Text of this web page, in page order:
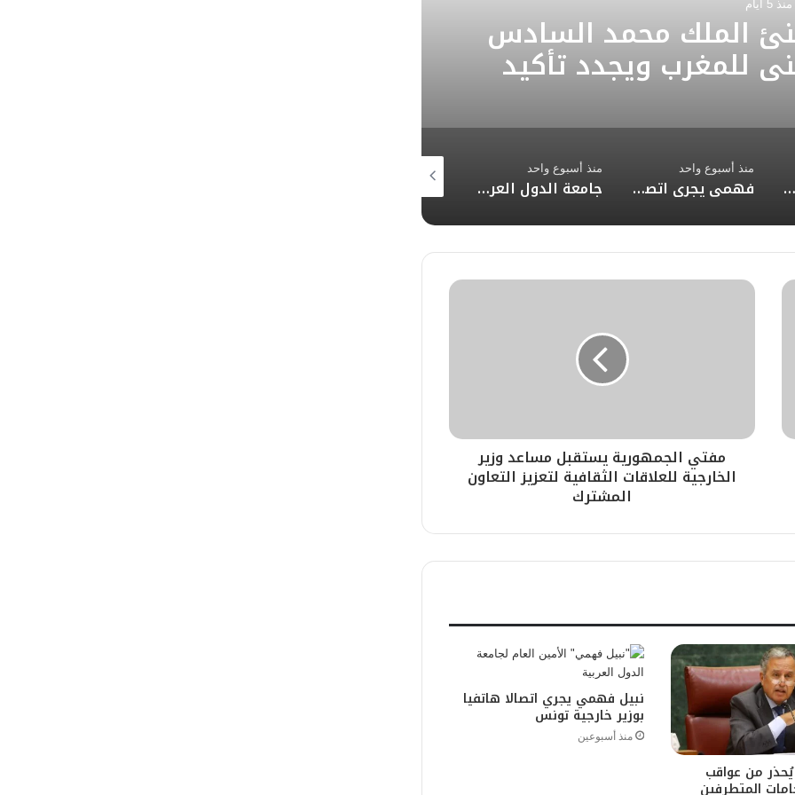
منذ 5 أيام
الملك محمد السادس
للمغرب ويجدد تأكيد
لمغربية الصحراء
فهمي يصف الاعتداءات المتكررة التي استهدفت المملكة العربية السعودية والمملكة الأردنية الهاشمية بالتصعيد الخطير وغير المسؤول من قبل إيران ووكلائها
منذ أسبوع واحد
فهمي يجري اتصالاً هاتفياً مع وزير الخارجية اللبناني
منذ أسبوع واحد
جامعة الدول العربية والأمم المتحدة تواصلان أعمال اللجنة الاجتماعية ضمن الاجتماع السابع عشر للتعاون العام
منذ أسبوع واحد
مفتي الجمهورية يستقبل مساعد وزير
الخارجية للعلاقات الثقافية لتعزيز التعاون
المشترك
من عواقب
المتطرفين
نبيل فهمي يجري اتصالا هاتفيا
بوزير خارجية تونس
منذ أسبوعين